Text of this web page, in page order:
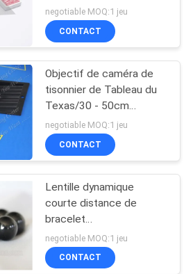
puissance d'iPhone 6
pour le système
d'analyseur de tisonnier
negotiable MOQ:1 jeu
CONTACT
Objectif de caméra de
tisonnier de Tableau du
Texas/30 - 50cm
distancent les dispositifs
de fraude de tisonnier
negotiable MOQ:1 jeu
CONTACT
Lentille dynamique
courte distance de
bracelet
d&#39;obsidienne dans
des dispositifs de fraude
de soleil / poker
negotiable MOQ:1 jeu
CONTACT